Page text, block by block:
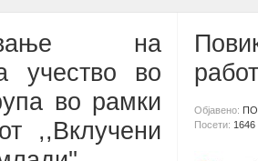
на
учество во
во рамки
,,Вклучени
Објавено:
Посети: 1646